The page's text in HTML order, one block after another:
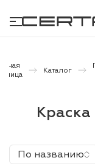
и дачи
Каталог
Краска
По названию